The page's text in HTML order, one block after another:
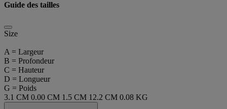
Guide des tailles
Size
A = Largeur
B = Profondeur
C = Hauteur
D = Longueur
G = Poids
3.1 CM 0.00 CM 1.5 CM 12.2 CM 0.08 KG